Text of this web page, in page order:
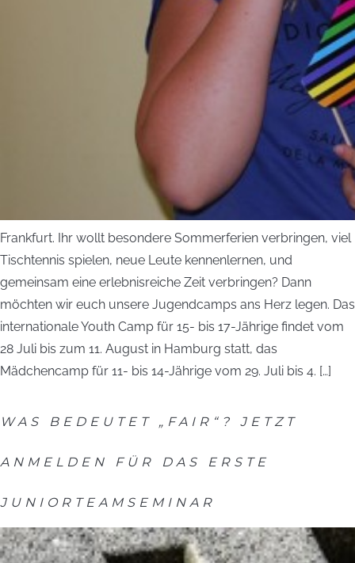
Frankfurt. Ihr wollt besondere Sommerferien verbringen, viel
Tischtennis spielen, neue Leute kennenlernen, und
gemeinsam eine erlebnisreiche Zeit verbringen? Dann
möchten wir euch unsere Jugendcamps ans Herz legen. Das
internationale Youth Camp für 15- bis 17-Jährige findet vom
28 Juli bis zum 11. August in Hamburg statt, das
Mädchencamp für 11- bis 14-Jährige vom 29. Juli bis 4. […]
WAS BEDEUTET „FAIR“? JETZT
ANMELDEN FÜR DAS ERSTE
JUNIORTEAMSEMINAR